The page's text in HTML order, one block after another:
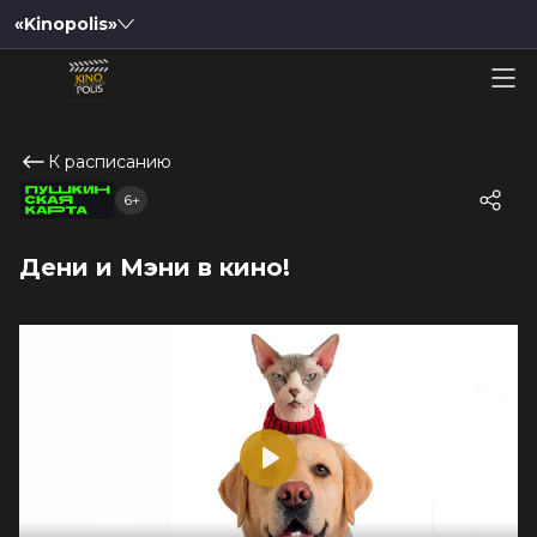
«Kinopolis»
К расписанию
Дени и Мэни в кино!
6+
Play